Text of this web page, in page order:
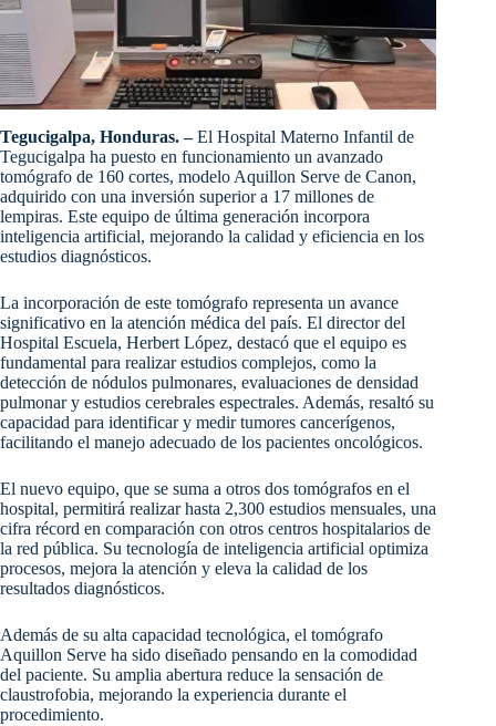
Tegucigalpa, Honduras. –El Hospital Materno Infantil de
Tegucigalpa ha puesto en funcionamiento un avanzado
tomógrafo de 160 cortes, modelo Aquillon Serve de Canon,
adquirido con una inversión superior a 17 millones de
lempiras. Este equipo de última generación incorpora
inteligencia artificial, mejorando la calidad y eficiencia en los
estudios diagnósticos.
La incorporación de este tomógrafo representa un avance
significativo en la atención médica del país. El director del
Hospital Escuela, Herbert López, destacó que el equipo es
fundamental para realizar estudios complejos, como la
detección de nódulos pulmonares, evaluaciones de densidad
pulmonar y estudios cerebrales espectrales. Además, resaltó su
capacidad para identificar y medir tumores cancerígenos,
facilitando el manejo adecuado de los pacientes oncológicos.
El nuevo equipo, que se suma a otros dos tomógrafos en el
hospital, permitirá realizar hasta 2,300 estudios mensuales, una
cifra récord en comparación con otros centros hospitalarios de
la red pública. Su tecnología de inteligencia artificial optimiza
procesos, mejora la atención y eleva la calidad de los
resultados diagnósticos.
Además de su alta capacidad tecnológica, el tomógrafo
Aquillon Serve ha sido diseñado pensando en la comodidad
del paciente. Su amplia abertura reduce la sensación de
claustrofobia, mejorando la experiencia durante el
procedimiento.